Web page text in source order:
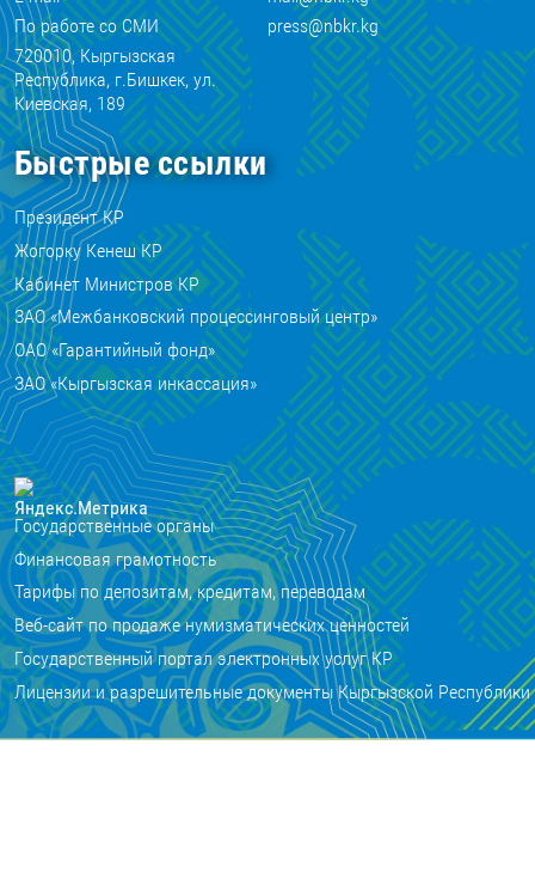
По работе со СМИ
press@nbkr.kg
720010, Кыргызская
Республика, г.Бишкек, ул.
Киевская, 189
Быстрые ссылки
Президент КР
Жогорку Кенеш КР
Кабинет Министров КР
ЗАО «Межбанковский процессинговый центр»
ОАО «Гарантийный фонд»
ЗАО «Кыргызская инкассация»
Государственные органы
Финансовая грамотность
Тарифы по депозитам, кредитам, переводам
Веб-сайт по продаже нумизматических ценностей
Государственный портал электронных услуг КР
Лицензии и разрешительные документы Кыргызской Республики